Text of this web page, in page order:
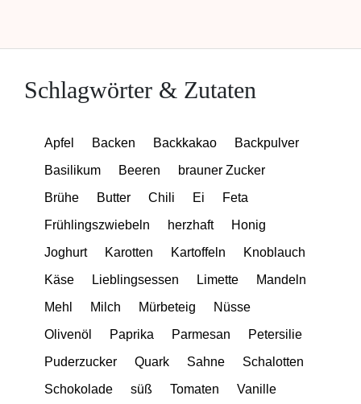
Schlagwörter & Zutaten
Apfel Backen Backkakao
Backpulver
Basilikum
Beeren
brauner Zucker
Brühe
Butter Chili Ei
Feta
Frühlingszwiebeln
herzhaft
Honig
Joghurt
Karotten Kartoffeln
Knoblauch
Käse
Lieblingsessen Limette
Mandeln
Mehl
Milch Mürbeteig
Nüsse
Olivenöl
Paprika Parmesan
Petersilie
Puderzucker
Quark Sahne
Schalotten
Schokolade
süß Tomaten
Vanille